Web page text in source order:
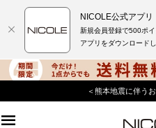
＜熊本地震に伴う
NICOLE公式アプリ
新規会員登録で500ポイ
アプリをダウンロード